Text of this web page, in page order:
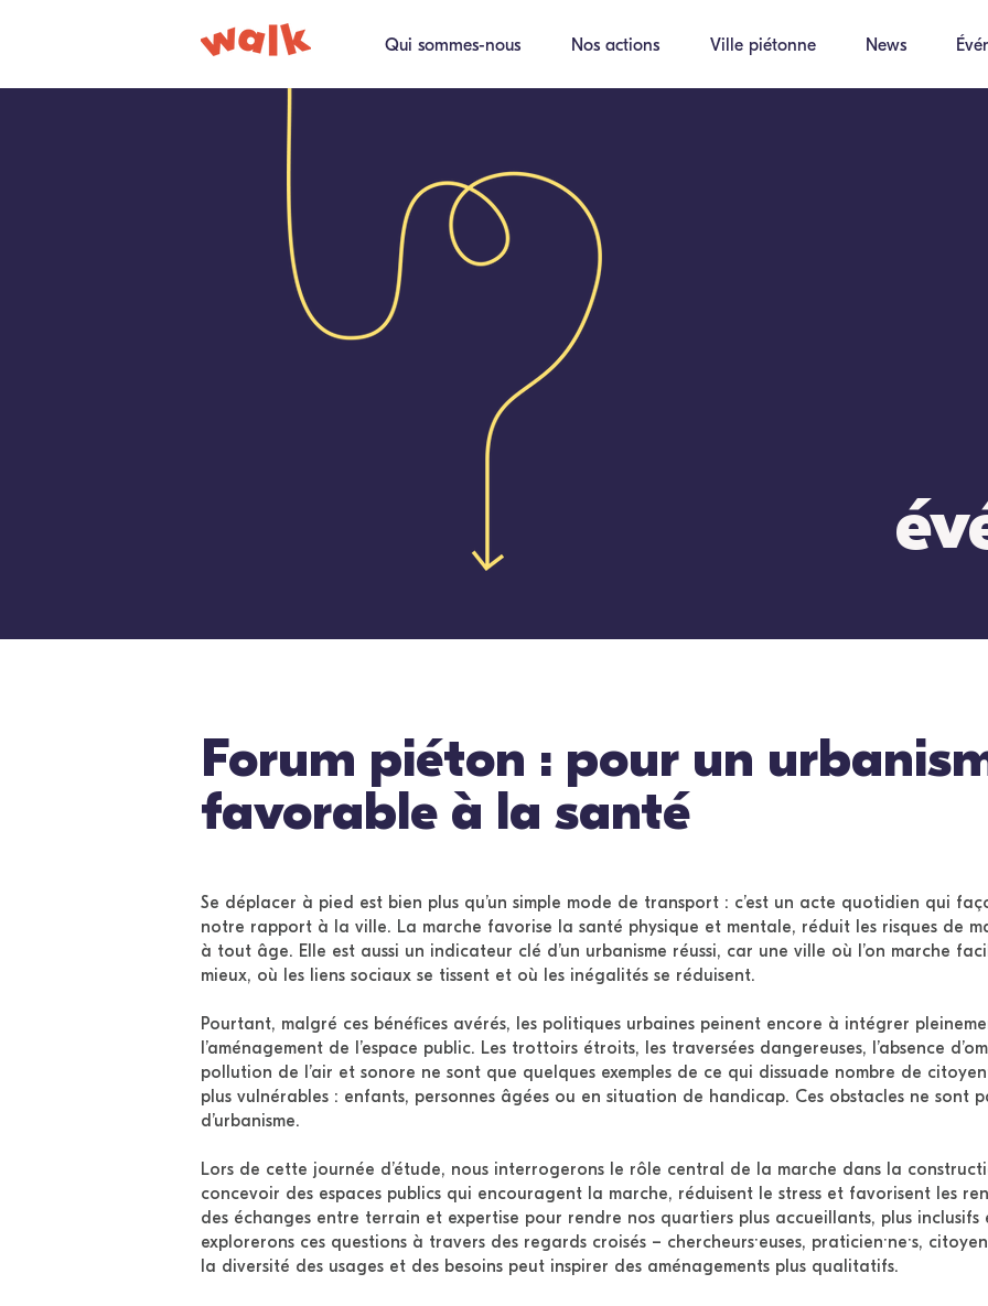
Qui sommes-nous Nos actions Ville piétonne News
Forum piéton : pour un
favorable à la santé
Se déplacer à pied est bien plus qu’un simple mode de transport : c’est un acte quotidien qui
notre rapport à la ville. La marche favorise la santé physique et mentale, réduit les risques de
à tout âge. Elle est aussi un indicateur clé d’un urbanisme réussi, car une ville où l’on marche
mieux, où les liens sociaux se tissent et où les inégalités se réduisent.
Pourtant, malgré ces bénéfices avérés, les politiques urbaines peinent encore à intégrer
l’aménagement de l’espace public. Les trottoirs étroits, les traversées dangereuses, l’absence
pollution de l’air et sonore ne sont que quelques exemples de ce qui dissuade nombre de
plus vulnérables : enfants, personnes âgées ou en situation de handicap. Ces obstacles ne sont
d’urbanisme.
Lors de cette journée d’étude, nous interrogerons le rôle central de la marche dans la
concevoir des espaces publics qui encouragent la marche, réduisent le stress et favorisent les
des échanges entre terrain et expertise pour rendre nos quartiers plus accueillants, plus inclusifs
explorerons ces questions à travers des regards croisés – chercheurs·euses, praticien·ne·s,
la diversité des usages et des besoins peut inspirer des aménagements plus qualitatifs.